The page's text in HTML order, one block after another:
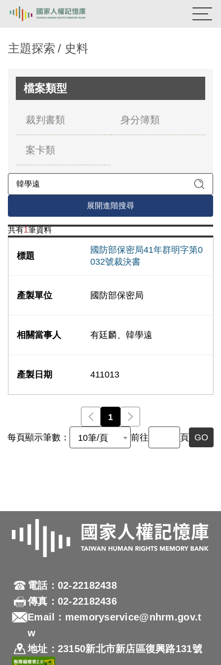
新生訓導處
關於我們
意見信箱
主題探索 史料
檔案類型
裁判書類 身分簿類
案卡類
展開進階搜尋
共有1筆資料
國防部保密局41年群明字第0
032號裁決書
國防部保密局
有廷麟、韓學遠
411013
前一頁
1
每頁顯示筆數： 10筆/頁 前往 頁 GO
電話：02-22182438
傳真：02-22182436
Email：memoryservice@nhrm.gov.t
w
地址：23150新北市新店區復興路131號